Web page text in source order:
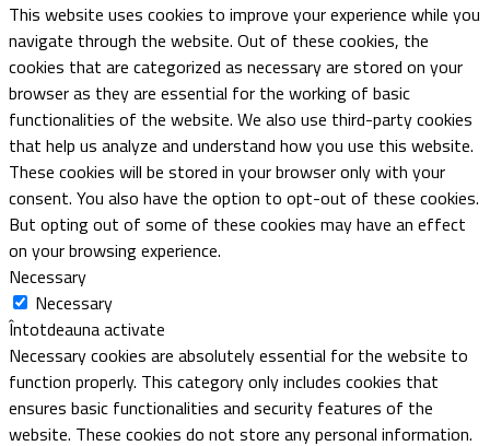
This website uses cookies to improve your experience while you
navigate through the website. Out of these cookies, the
cookies that are categorized as necessary are stored on your
browser as they are essential for the working of basic
functionalities of the website. We also use third-party cookies
that help us analyze and understand how you use this website.
These cookies will be stored in your browser only with your
consent. You also have the option to opt-out of these cookies.
But opting out of some of these cookies may have an effect
on your browsing experience.
Necessary
Necessary
Întotdeauna activate
Necessary cookies are absolutely essential for the website to
function properly. This category only includes cookies that
ensures basic functionalities and security features of the
website. These cookies do not store any personal information.